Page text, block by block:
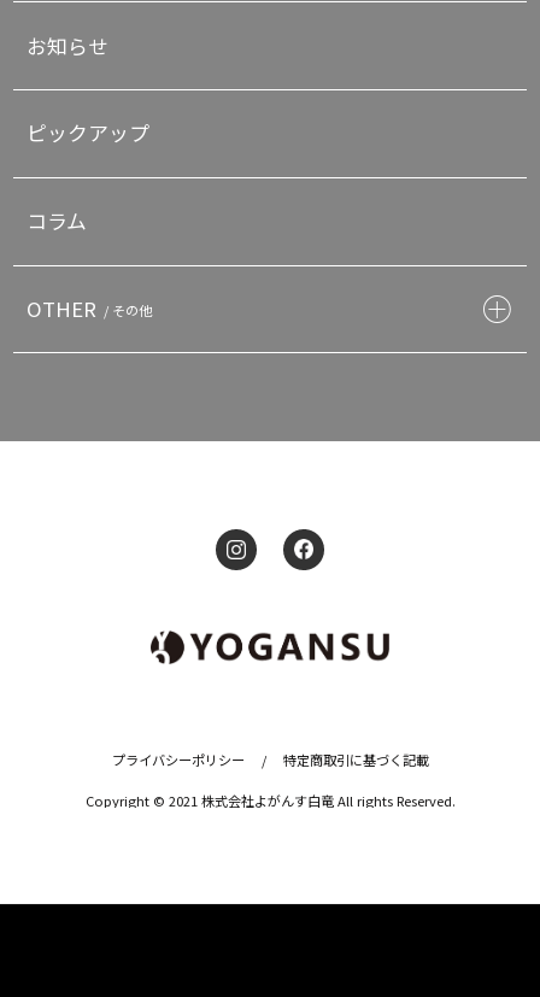
お知らせ
ピックアップ
コラム
OTHER / その他
プライバシーポリシー / 特定商取引に基づく記載
Copyright © 2021 株式会社よがんす白竜 All rights Reserved.